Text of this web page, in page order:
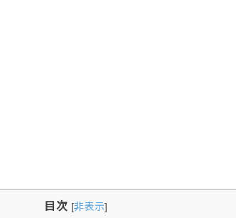
目次 [非表示]